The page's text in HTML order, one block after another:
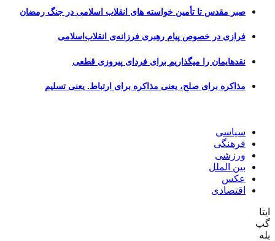
صبر مقدس تا تأمین خواسته های انقلاب اسلامی در جنگ رمضان
فرازی در خصوص پیام رهبری فرزانه‌ی انقلاب‌اسلامی
نقدهایمان را میگذاریم برای فردای پیروزی قطعی
مذاکره برای صلح، یعنی مذاکره برای ارتباط. یعنی تسلیم
سیاسی
فرهنگی
ورزشی
بین الملل
عکس
اقتصادی
ایتا
گپ
بله